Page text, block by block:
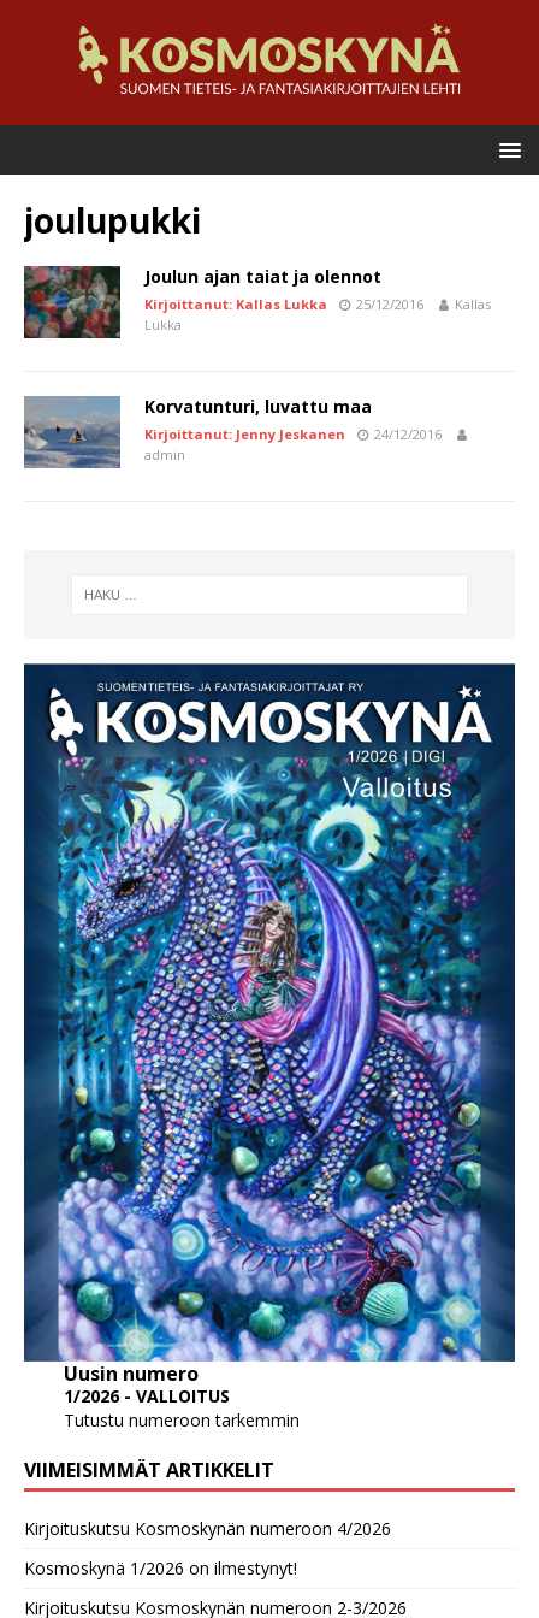
joulupukki
Joulun ajan taiat ja olennot
Kirjoittanut: Kallas Lukka 25/12/2016
Kallas
Lukka
Korvatunturi, luvattu maa
Kirjoittanut: Jenny Jeskanen
24/12/2016
admin
Uusin numero
1/2026 - VALLOITUS
Tutustu numeroon tarkemmin
VIIMEISIMMÄT ARTIKKELIT
Kirjoituskutsu Kosmoskynän numeroon 4/2026
Kosmoskynä 1/2026 on ilmestynyt!
Kirjoituskutsu Kosmoskynän numeroon 2-3/2026